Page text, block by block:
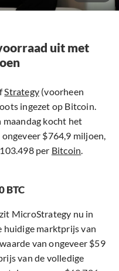
uit met
Strategy (voorheen
ingezet op Bitcoin.
maandag kocht het
$764,9 miljoen,
per Bitcoin.
BTC
MicroStrategy nu in
huidige marktprijs van
van ongeveer $59
van de volledige